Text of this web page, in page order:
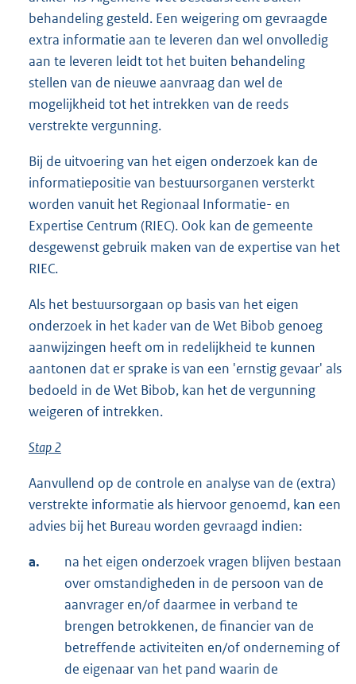
behandeling gesteld. Een weigering om gevraagde
extra informatie aan te leveren dan wel onvolledig
aan te leveren leidt tot het buiten behandeling
stellen van de nieuwe aanvraag dan wel de
mogelijkheid tot het intrekken van de reeds
verstrekte vergunning.
Bij de uitvoering van het eigen onderzoek kan de
informatiepositie van bestuursorganen versterkt
worden vanuit het Regionaal Informatie- en
Expertise Centrum (RIEC). Ook kan de gemeente
desgewenst gebruik maken van de expertise van het
RIEC.
Als het bestuursorgaan op basis van het eigen
onderzoek in het kader van de Wet Bibob genoeg
aanwijzingen heeft om in redelijkheid te kunnen
aantonen dat er sprake is van een 'ernstig gevaar' als
bedoeld in de Wet Bibob, kan het de vergunning
weigeren of intrekken.
Stap 2
Aanvullend op de controle en analyse van de (extra)
verstrekte informatie als hiervoor genoemd, kan een
advies bij het Bureau worden gevraagd indien:
a.
na het eigen onderzoek vragen blijven bestaan
over omstandigheden in de persoon van de
aanvrager en/of daarmee in verband te
brengen betrokkenen, de financier van de
betreffende activiteiten en/of onderneming of
de eigenaar van het pand waarin de